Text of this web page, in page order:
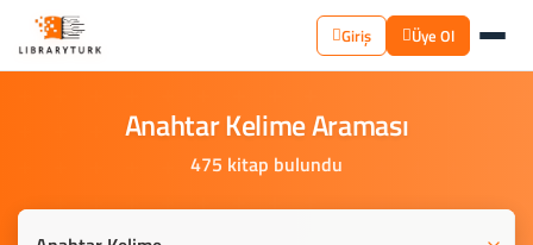
Giriş Üye Ol
AnahtarKelimeAraması
475 kitap bulundu